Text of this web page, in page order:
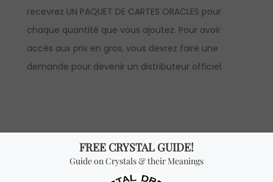
recevrez UN PAQUET DE CARTES ORACLES pour
chaque quantité que vous ajoutez. Pour avoir
accès aux prix en gros, vous devrez faire une
demande pour devenir un distributeur officiel.
Vous cherchez quelque